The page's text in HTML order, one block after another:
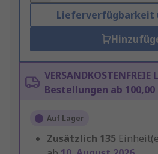
Lieferverfügbarkeit
Bestellungen ab 100,00
Auf Lager
Zusätzlich 135